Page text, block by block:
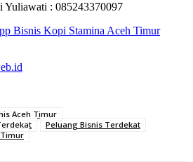
Yuliawati : 085243370097
Aceh Timur
Peluang Bisnis Terdekat